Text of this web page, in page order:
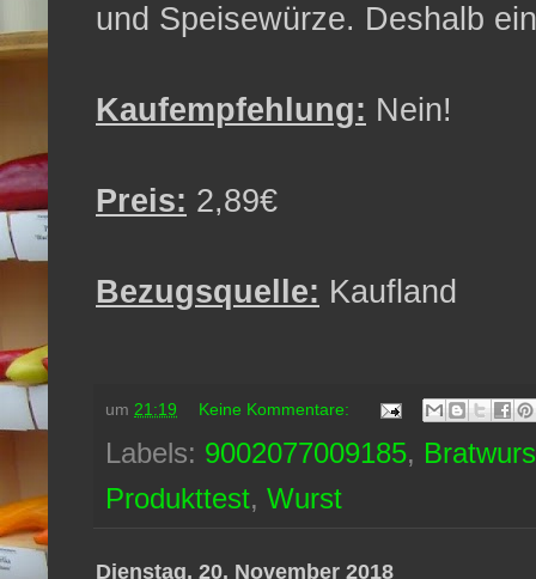
und Speisewürze. Deshalb
Kaufempfehlung: Nein!
Preis: 2,89€
Bezugsquelle: Kaufland
um 21:19 Keine Kommentare:
Labels: 9002077009185,
Produkttest, Wurst
Dienstag, 20. November 2018